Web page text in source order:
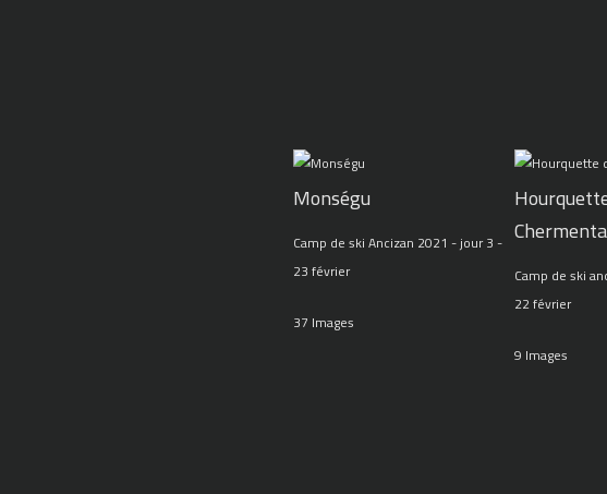
Monségu
Camp de ski Ancizan 2021 - jour 3 -
23 février
37 Images
Camp de ski
22 février
9 Images